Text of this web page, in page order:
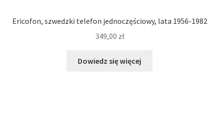
Ericofon, szwedzki telefon jednoczęściowy, lata 1956-1982
349,00 zł
Dowiedz się więcej